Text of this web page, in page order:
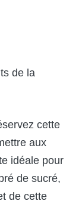
de la
cette
aux
idéale pour
de sucré,
de cette